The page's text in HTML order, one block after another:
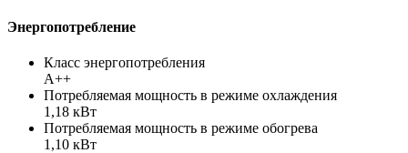
Энергопотребление
Класс энергопотребления
A++
Потребляемая мощность в режиме охлаждения
1,18 кВт
Потребляемая мощность в режиме обогрева
1,10 кВт